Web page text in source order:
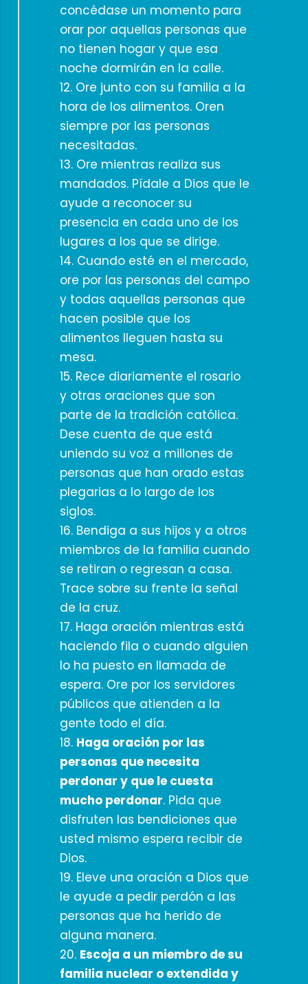
concédase un momento para
orar por aquellas personas que
no tienen hogar y que esa
noche dormirán en la calle.
12. Ore junto con su familia a la
hora de los alimentos. Oren
siempre por las personas
necesitadas.
13. Ore mientras realiza sus
mandados. Pídale a Dios que le
ayude a reconocer su
presencia en cada uno de los
lugares a los que se dirige.
14. Cuando esté en el mercado,
ore por las personas del campo
y todas aquellas personas que
hacen posible que los
alimentos lleguen hasta su
mesa.
15. Rece diariamente el rosario
y otras oraciones que son
parte de la tradición católica.
Dese cuenta de que está
uniendo su voz a millones de
personas que han orado estas
plegarias a lo largo de los
siglos.
16. Bendiga a sus hijos y a otros
miembros de la familia cuando
se retiran o regresan a casa.
Trace sobre su frente la señal
de la cruz.
17. Haga oración mientras está
haciendo fila o cuando alguien
lo ha puesto en llamada de
espera. Ore por los servidores
públicos que atienden a la
gente todo el día.
18. Haga oración por las
personas que necesita
perdonar y que le cuesta
mucho perdonar. Pida que
disfruten las bendiciones que
usted mismo espera recibir de
Dios.
19. Eleve una oración a Dios que
le ayude a pedir perdón a las
personas que ha herido de
alguna manera.
20. Escoja a un miembro de su
familia nuclear o extendida y